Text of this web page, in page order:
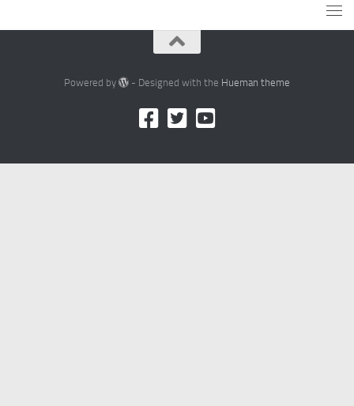
Powered by - Designed with the Hueman theme